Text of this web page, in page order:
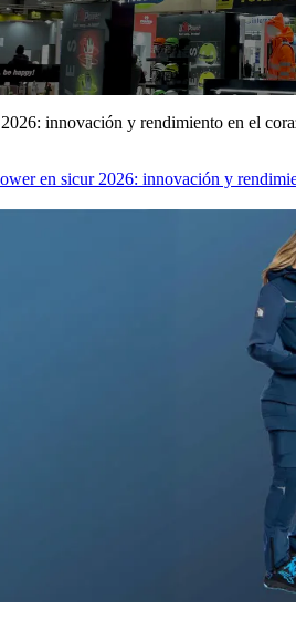
innovación y rendimiento en el
en sicur 2026: innovación y